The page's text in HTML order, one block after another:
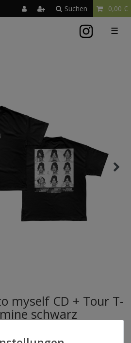
Suchen 0,00 €
☰
myself CD + Tour T-
schwarz